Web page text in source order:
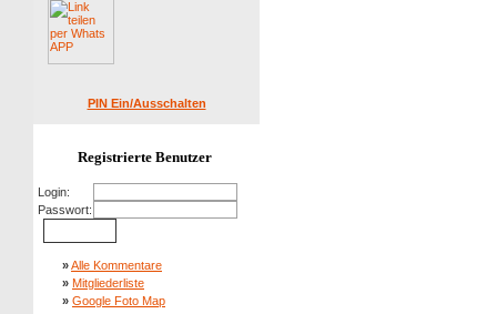
PIN Ein/Ausschalten
Registrierte Benutzer
Login:
Passwort:
»Alle Kommentare
» Mitgliederliste
» Google Foto Map